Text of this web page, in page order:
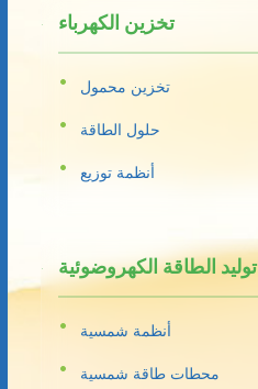
تخزين الكهرباء
تخزين محمول
حلول الطاقة
أنظمة توزيع
توليد الطاقة الكهروضوئية
أنظمة شمسية
محطات طاقة شمسية